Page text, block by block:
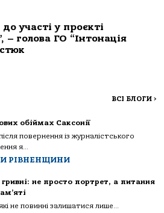
участі у проєкті
– голова ГО “Інтонація
ВСІ БЛОГИ >
обіймах Саксонії
повернення із журналістського
я...
РІВНЕНЩИНИ
гривні: не просто портрет, а питання
не повинні залишатися лише...